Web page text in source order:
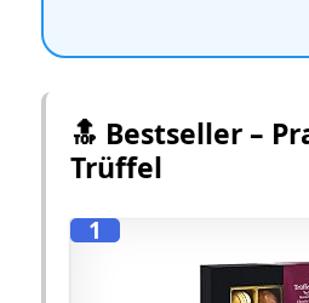
🔝 Bestseller –
Trüffel
1